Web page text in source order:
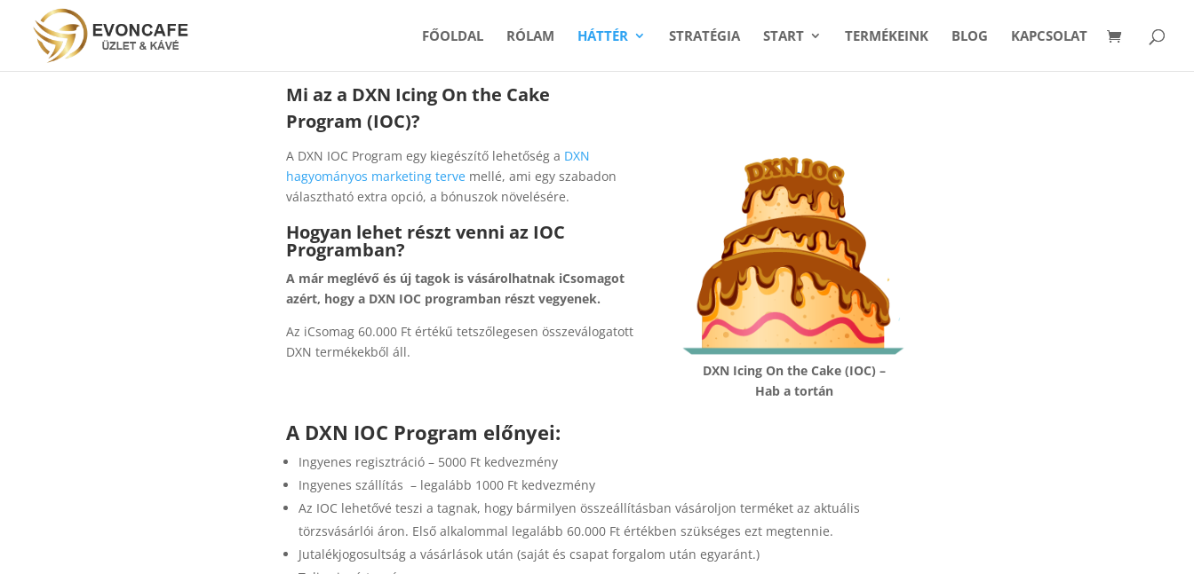
FŐOLDAL RÓLAM HÁTTÉR STRATÉGIA START TERMÉKEINK BLOG KAPCSOLAT
Mi az a DXN Icing On the Cake
Program (IOC)?
A DXN IOC Program egy kiegészítő lehetőség a DXN
hagyományos marketing terve mellé, ami egy szabadon
választható extra opció, a bónuszok növelésére.
Hogyan lehet részt venni az IOC
Programban?
A már meglévő és új tagok is vásárolhatnak iCsomagot
azért, hogy a DXN IOC programban részt vegyenek.
Az iCsomag 60.000 Ft értékű tetszőlegesen összeválogatott
DXN termékekből áll.
DXN Icing On the Cake (IOC) –
Hab a tortán
A DXN IOC Program előnyei:
Ingyenes regisztráció – 5000 Ft kedvezmény
Ingyenes szállítás – legalább 1000 Ft kedvezmény
Az IOC lehetővé teszi a tagnak, hogy bármilyen összeállításban vásároljon terméket az aktuális
törzsvásárlói áron. Első alkalommal legalább 60.000 Ft értékben szükséges ezt megtennie.
Jutalékjogosultság a vásárlások után (saját és csapat forgalom után egyaránt.)